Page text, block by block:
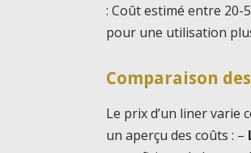
: Coût estimé entre 20-
pour une utilisation
Comparaison
Le prix d’un liner varie
un aperçu des coûts : –